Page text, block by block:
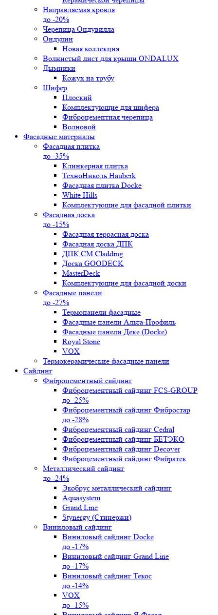
Направляемая кровля
до -20%
Черепица Ондувилла
Ондулин
Новая коллекция
Волнистый лист для крыши ONDALUX
Дымники
Кожух на трубу
Шифер
Плоский
Комплектующие для шифера
Фиброцементная черепица
Волновой
Фасадные материалы
Фасадная плитка
до -35%
Клинкерная плитка
ТехноНиколь Hauberk
Фасадная плитка Docke
White Hills
Комплектующие для фасадной плитки
Фасадная доска
до -15%
Фасадная террасная доска
Фасадная доска ДПК
ДПК CM Cladding
Доска GOODECK
MasterDeck
Комплектующие для фасадной доски
Фасадные панели
до -27%
Термопанели фасадные
Фасадные панели Альта-Профиль
Фасадные панели Деке (Docke)
Royal Stone
VOX
Термокерамические фасадные панели
Сайдинг
Фиброцементный сайдинг
Фиброцементный сайдинг FCS-GROUP
до -25%
Фиброцементный сайдинг Фибростар
до -28%
Фиброцементный сайдинг Cedral
Фиброцементный сайдинг БЕТЭКО
Фиброцементный сайдинг Decover
Фиброцементный сайдинг Фибратек
Металлический сайдинг
до -24%
Экобрус металлический сайдинг
Aquasystem
Grand Line
Stynergy (Стинержи)
Виниловый сайдинг
Виниловый сайдинг Docke
до -17%
Виниловый сайдинг Grand Line
до -17%
Виниловый сайдинг Текос
до -14%
VOX
до -15%